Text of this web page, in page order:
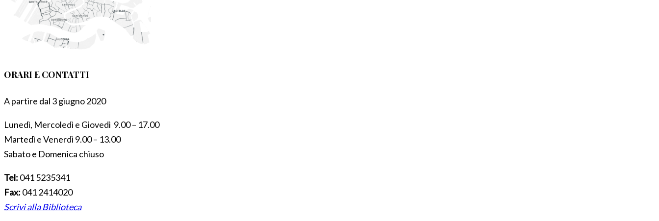
ORARI E CONTATTI
A partire dal 3 giugno 2020
Lunedì, Mercoledì e Giovedì 9.00 – 17.00
Martedì e Venerdì 9.00 – 13.00
Sabato e Domenica chiuso
Tel: 041 5235341
Fax: 041 2414020
Scrivi alla Biblioteca